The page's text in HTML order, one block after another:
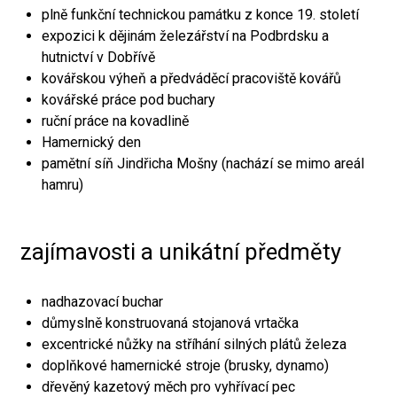
plně funkční technickou památku z konce 19. století
expozici k dějinám železářství na Podbrdsku a
hutnictví v Dobřívě
kovářskou výheň a předváděcí pracoviště kovářů
kovářské práce pod buchary
ruční práce na kovadlině
Hamernický den
pamětní síň Jindřicha Mošny (nachází se mimo areál
hamru)
zajímavosti a unikátní předměty
nadhazovací buchar
důmyslně konstruovaná stojanová vrtačka
excentrické nůžky na stříhání silných plátů železa
doplňkové hamernické stroje (brusky, dynamo)
dřevěný kazetový měch pro vyhřívací pec